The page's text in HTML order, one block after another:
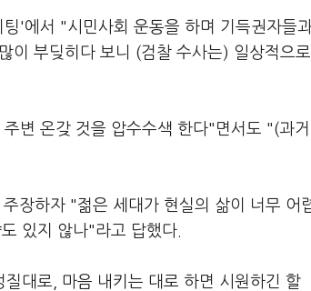
'에서 "시민사회 운동을 하며 기득권자들
이 부딪히다 보니 (검찰 수사는) 일상적으로
변 온갖 것을 압수수색 한다"면서도 "(과거
장하자 "젊은 세대가 현실의 삶이 너무 어
있지 않나"라고 답했다.
대로, 마음 내키는 대로 하면 시원하긴 할